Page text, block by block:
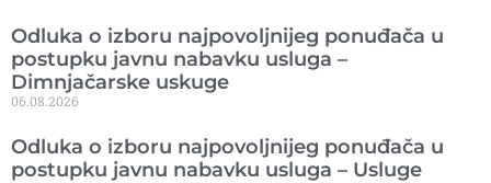
Odluka o izboru najpovoljnijeg ponuđača u
postupku javnu nabavku usluga –
Dimnjačarske uskuge
06.08.2026
Odluka o izboru najpovoljnijeg ponuđača u
postupku javnu nabavku usluga – Usluge